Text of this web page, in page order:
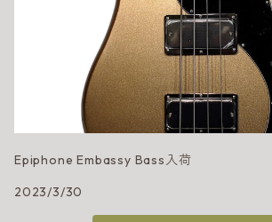
Epiphone Embassy Bass入荷
2023/3/30